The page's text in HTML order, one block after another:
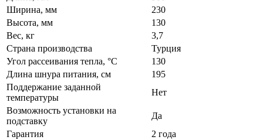
Ширина, мм
230
Высота, мм
130
Вес, кг
3,7
Страна производства
Турция
Угол рассеивания тепла, °C
130
Длина шнура питания, см
195
Поддержание заданной
температуры
Нет
Возможность установки на
подставку
Да
Гарантия
2 года